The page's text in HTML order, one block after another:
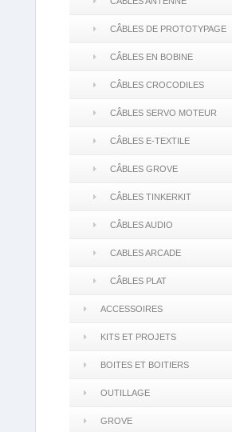
CÂBLES DE PROTOTYPAGE
CÂBLES EN BOBINE
CÂBLES CROCODILES
CÂBLES SERVO MOTEUR
CÂBLES E-TEXTILE
CÂBLES GROVE
CÂBLES TINKERKIT
CÂBLES AUDIO
CABLES ARCADE
CÂBLES PLAT
ACCESSOIRES
KITS ET PROJETS
BOITES ET BOITIERS
OUTILLAGE
GROVE